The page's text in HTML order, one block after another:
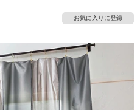
フローリング・床材
インテリア・ 家具
インタビュー
京都ショールーム
札幌スマートショールー
初めての方へ
お問い合わせ
ービス
工事会社紹介 Coziコンシ
ェルジュ
お気に入りに登録